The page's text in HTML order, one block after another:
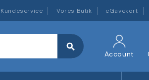
Kundeservice Vores Butik eGavekort
search
Account